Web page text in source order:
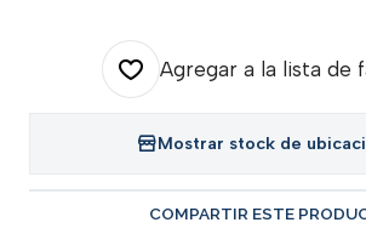
Agregar a la lista de
Mostrar stock de
COMPARTIR ESTE